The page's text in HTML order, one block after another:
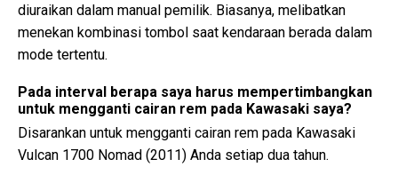
diuraikan dalam manual pemilik. Biasanya, melibatkan
menekan kombinasi tombol saat kendaraan berada dalam
mode tertentu.
Pada interval berapa saya harus mempertimbangkan
untuk mengganti cairan rem pada Kawasaki saya?
Disarankan untuk mengganti cairan rem pada Kawasaki
Vulcan 1700 Nomad (2011) Anda setiap dua tahun.